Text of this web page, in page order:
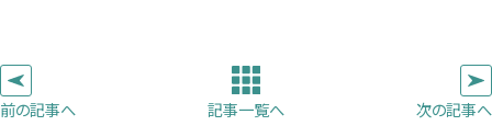
で
ー
前の記事へ 記事一覧へ 次の記事へ